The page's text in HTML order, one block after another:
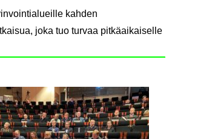
kahden
joka tuo turvaa pitkäaikaiselle